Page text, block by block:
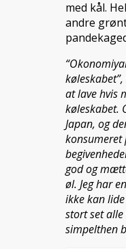
med kål.
andre
at lave hvis
køleskabet.
Japan, og
konsumeret
god og
øl. Jeg har
ikke kan
stort set
simpelthen